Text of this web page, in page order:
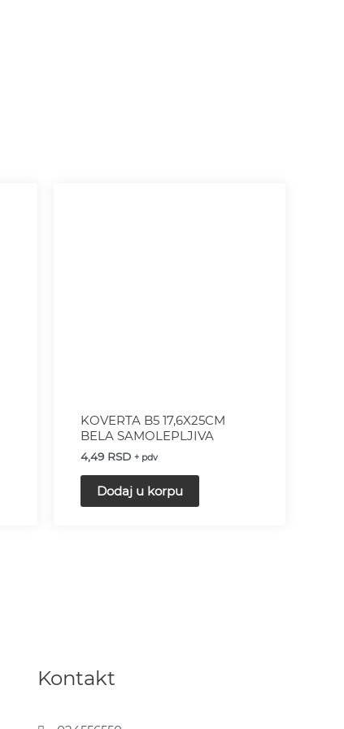
KOVERTA B5 17,6X25CM
BELA SAMOLEPLJIVA
4,49 RSD + pdv
Dodaj u korpu
Kontakt